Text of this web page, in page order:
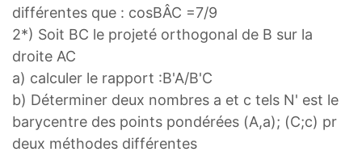
différentes que : cosBÂC =7/9
2*) Soit BC le projeté orthogonal de B sur la
droite AC
a) calculer le rapport :B'A/B'C
b) Déterminer deux nombres a et c tels N' est le
barycentre des points pondérées (A,a); (C;c) pr
deux méthodes différentes